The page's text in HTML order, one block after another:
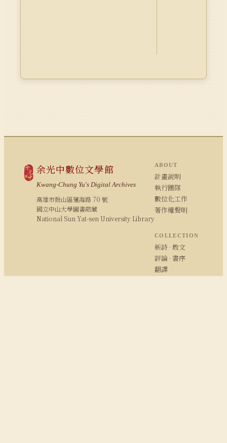
余光中數位文學館
Kwang-Chung Yu's Digital Archives
高雄市鼓山區蓮海路 70 號
國立中山大學圖書館藏
National Sun Yat-sen University Library
ABOUT
計畫說明
執行團隊
數位化工作
著作權聲明
COLLECTION
新詩 · 散文
評論 · 書序
翻譯